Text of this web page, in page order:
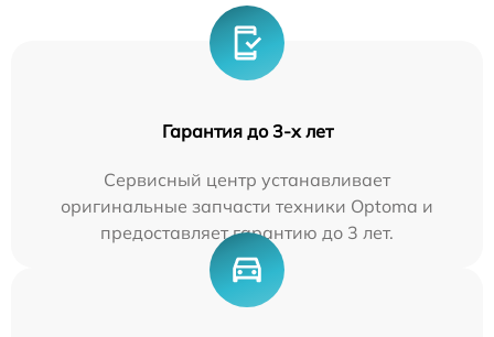
Гарантия до 3-х лет
Сервисный центр устанавливает
оригинальные запчасти техники Optoma и
предоставляет гарантию до 3 лет.